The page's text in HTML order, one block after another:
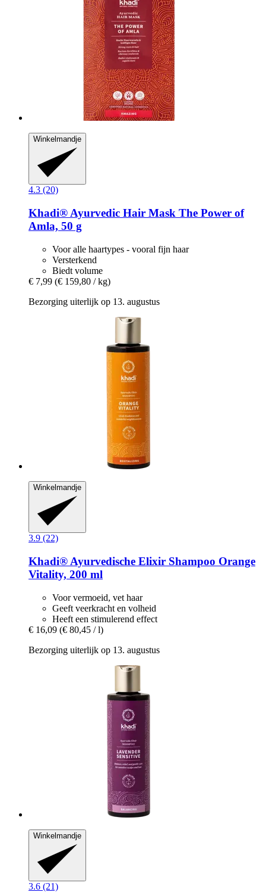
Winkelmandje
4.3 (20)
Khadi® Ayurvedic Hair Mask The Power of
Amla, 50 g
Voor alle haartypes - vooral fijn haar
Versterkend
Biedt volume
€ 7,99 (€ 159,80 / kg)
Bezorging uiterlijk op 13. augustus
Winkelmandje
3.9 (22)
Khadi® Ayurvedische Elixir Shampoo Orange
Vitality, 200 ml
Voor vermoeid, vet haar
Geeft veerkracht en volheid
Heeft een stimulerend effect
€ 16,09 (€ 80,45 / l)
Bezorging uiterlijk op 13. augustus
Winkelmandje
3.6 (21)